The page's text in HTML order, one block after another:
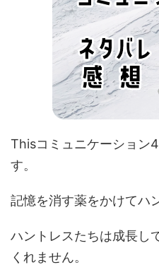
Thisコミュニケーション
す。
記憶を消す薬をかけてハ
ハントレスたちは成長し
くれません。